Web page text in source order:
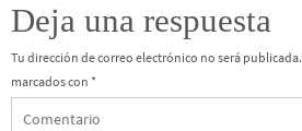
Deja una respuesta
Tu dirección de correo electrónico no será publicada.
marcados con *